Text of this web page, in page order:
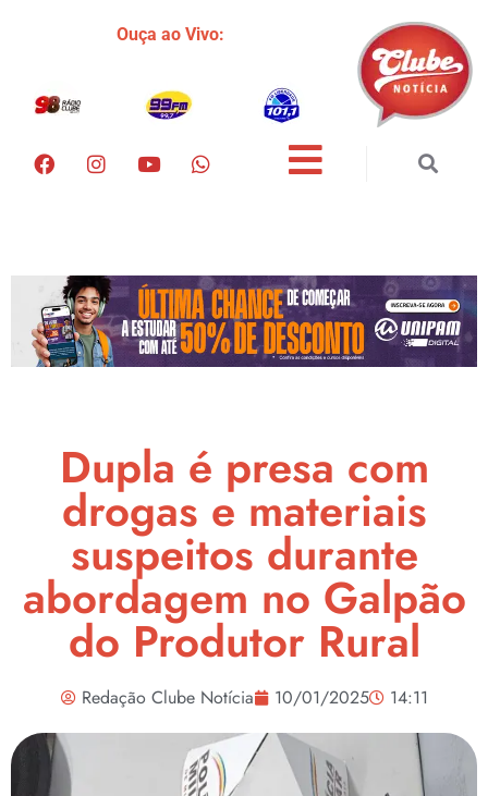
Ouça ao Vivo:
Dupla é presa com
drogas e materiais
suspeitos durante
abordagem no Galpão
do Produtor Rural
Redação Clube Notícia 10/01/2025 14:11